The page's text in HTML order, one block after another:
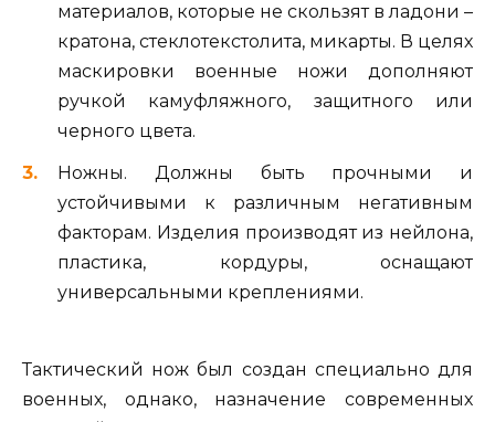
материалов, которые не скользят в ладони –
кратона, стеклотекстолита, микарты. В целях
маскировки военные ножи дополняют
ручкой камуфляжного, защитного или
черного цвета.
Ножны. Должны быть прочными и
устойчивыми к различным негативным
факторам. Изделия производят из нейлона,
пластика, кордуры, оснащают
универсальными креплениями.
Тактический нож был создан специально для
военных, однако, назначение современных